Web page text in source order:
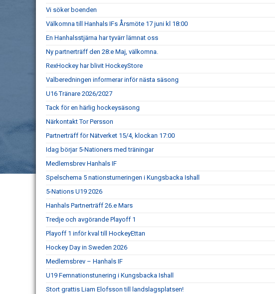
Vi söker boenden
Välkomna till Hanhals IFs Årsmöte 17 juni kl 18:00
En Hanhalsstjärna har tyvärr lämnat oss
Ny partnerträff den 28:e Maj, välkomna.
RexHockey har blivit HockeyStore
Valberedningen informerar inför nästa säsong
U16 Tränare 2026/2027
Tack för en härlig hockeysäsong
Närkontakt Tor Persson
Partnerträff för Nätverket 15/4, klockan 17:00
Idag börjar 5-Nationers med träningar
Medlemsbrev Hanhals IF
Spelschema 5 nationsturneringen i Kungsbacka Ishall
5-Nations U19 2026
Hanhals Partnerträff 26.e Mars
Tredje och avgörande Playoff 1
Playoff 1 inför kval till HockeyEttan
Hockey Day in Sweden 2026
Medlemsbrev – Hanhals IF
U19 Femnationstunering i Kungsbacka Ishall
Stort grattis Liam Elofsson till landslagsplatsen!